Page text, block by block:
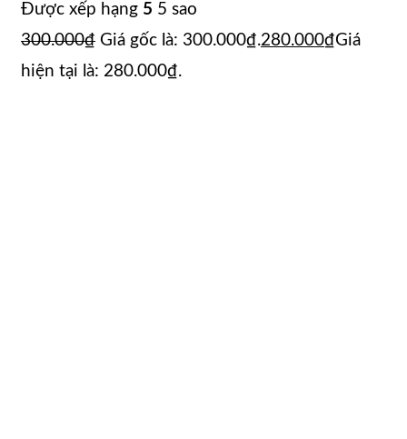
Được xếp hạng 5 5 sao
300.000₫ Giá gốc là: 300.000₫.280.000₫Giá
hiện tại là: 280.000₫.